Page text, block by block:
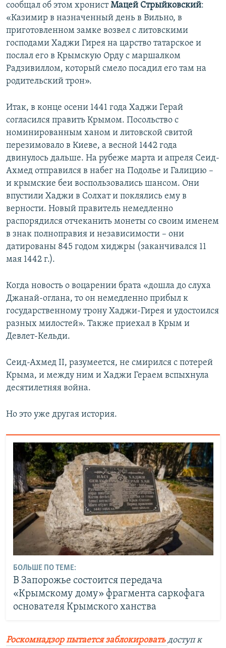
сообщал об этом хронистМацей Стрыйковский:
«Казимир в назначенный день в Вильно, в
приготовленном замке возвел с литовскими
господами Хаджи Гирея на царство татарское и
послал его в Крымскую Орду с маршалком
Радзивиллом, который смело посадил его там на
родительский трон».
Итак, в конце осени 1441 года Хаджи Герай
согласился править Крымом. Посольство с
номинированным ханом и литовской свитой
перезимовало в Киеве, а весной 1442 года
двинулось дальше. На рубеже марта и апреля Сеид-
Ахмед отправился в набег на Подолье и Галицию –
и крымские беи воспользовались шансом. Они
впустили Хаджи в Солхат и поклялись ему в
верности. Новый правитель немедленно
распорядился отчеканить монеты со своим именем
в знак полноправия и независимости – они
датированы 845 годом хиджры (заканчивался 11
мая 1442 г.).
Когда новость о воцарении брата «дошла до слуха
Джанай-оглана, то он немедленно прибыл к
государственному трону Хаджи-Гирея и удостоился
разных милостей». Также приехал в Крым и
Девлет-Кельди.
Сеид-Ахмед II, разумеется, не смирился с потерей
Крыма, и между ним и Хаджи Гераем вспыхнула
десятилетняя война.
Но это уже другая история.
БОЛЬШЕ ПО ТЕМЕ:
В Запорожье состоится передача
«Крымскому дому» фрагмента саркофага
основателя Крымского ханства
Роскомнадзор пытается заблокировать доступ к